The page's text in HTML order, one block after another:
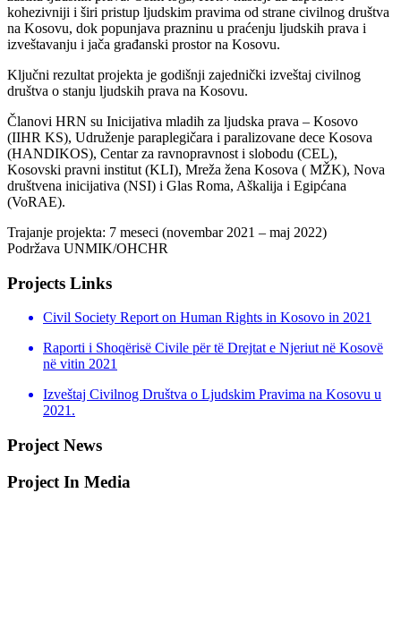
kohezivniji i širi pristup ljudskim pravima od strane civilnog društva
na Kosovu, dok popunjava prazninu u praćenju ljudskih prava i
izveštavanju i jača građanski prostor na Kosovu.
Ključni rezultat projekta je godišnji zajednički izveštaj civilnog
društva o stanju ljudskih prava na Kosovu.
Članovi HRN su Inicijativa mladih za ljudska prava – Kosovo
(IIHR KS), Udruženje paraplegičara i paralizovane dece Kosova
(HANDIKOS), Centar za ravnopravnost i slobodu (CEL),
Kosovski pravni institut (KLI), Mreža žena Kosova ( MŽK), Nova
društvena inicijativa (NSI) i Glas Roma, Aškalija i Egipćana
(VoRAE).
Trajanje projekta: 7 meseci (novembar 2021 – maj 2022)
Podržava UNMIK/OHCHR
Projects Links
Civil Society Report on Human Rights in Kosovo in 2021
Raporti i Shoqërisë Civile për të Drejtat e Njeriut në Kosovë
në vitin 2021
Izveštaj Civilnog Društva o Ljudskim Pravima na Kosovu u
2021.
Project News
Project In Media